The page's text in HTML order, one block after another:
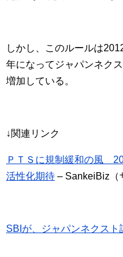
しかし、このルールは
年になってジャパンネク
増加している。
↓関連リンク
ＰＴＳに規制緩和の風
活性化期待 – SankeiBiz（
SBIが、ジャパンネクス